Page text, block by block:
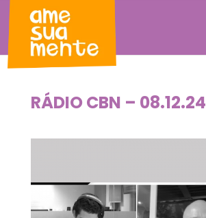
RÁDIO CBN – 08.12.24